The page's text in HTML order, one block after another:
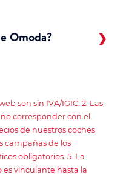
Omoda?
son sin IVA/IGIC. 2. Las
corresponder con el
de nuestros coches
campañas de los
obligatorios. 5. La
vinculante hasta la